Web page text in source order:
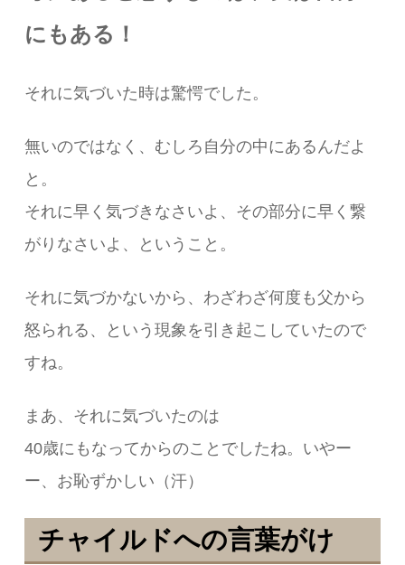
にもある！
それに気づいた時は驚愕でした。
無いのではなく、むしろ自分の中にあるんだよ
と。
それに早く気づきなさいよ、その部分に早く繋
がりなさいよ、ということ。
それに気づかないから、わざわざ何度も父から
怒られる、という現象を引き起こしていたので
すね。
まあ、それに気づいたのは
40歳にもなってからのことでしたね。いやー
ー、お恥ずかしい（汗）
チャイルドへの言葉がけ